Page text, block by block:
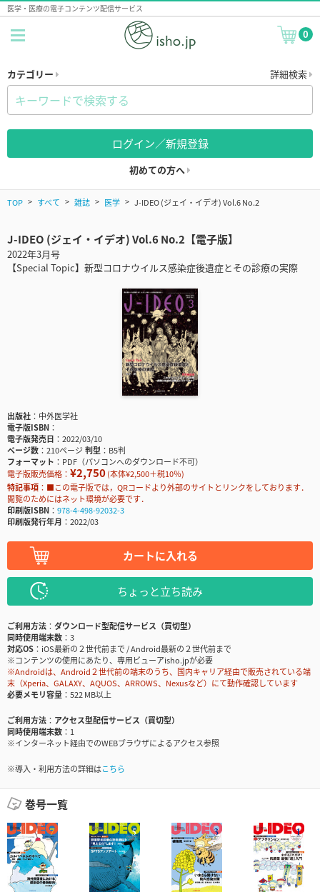
医学・医療の電子コンテンツ配信サービス
0
カテゴリー 詳細検索
ログイン／新規登録
初めての方へ
TOP すべて 雑誌 医学 J-IDEO (ジェイ・イデオ) Vol.6 No.2
J-IDEO (ジェイ・イデオ) Vol.6 No.2【電子版】
2022年3月号
【Special Topic】新型コロナウイルス感染症後遺症とその診療の実際
出版社
中外医学社
電子版ISBN
電子版発売日
2022/03/10
ページ数
210ページ判型
B5判
フォーマット
PDF（パソコンへのダウンロード不可）
電子版販売価格： ¥2,750(本体¥2,500＋税10％)
特記事項
■この電子版では，QRコードより外部のサイトとリンクをしております．
閲覧のためにはネット環境が必要です．
印刷版ISBN
978-4-498-92032-3
印刷版発行年月
2022/03
カートに入れる
ちょっと立ち読み
ご利用方法
ダウンロード型配信サービス（買切型）
同時使用端末数
3
対応OS
iOS最新の２世代前まで / Android最新の２世代前まで
※コンテンツの使用にあたり、専用ビューアisho.jpが必要
※Androidは、Android２世代前の端末のうち、国内キャリア経由で販売されている端
末（Xperia、GALAXY、AQUOS、ARROWS、Nexusなど）にて動作確認しています
必要メモリ容量
522 MB以上
ご利用方法
アクセス型配信サービス（買切型）
同時使用端末数
1
※インターネット経由でのWEBブラウザによるアクセス参照
※導入・利用方法の詳細はこちら
巻号一覧